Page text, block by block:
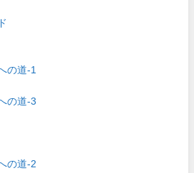
の道-1
の道-3
の道-2